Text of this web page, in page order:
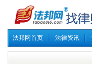
法邦网首页 法律资讯